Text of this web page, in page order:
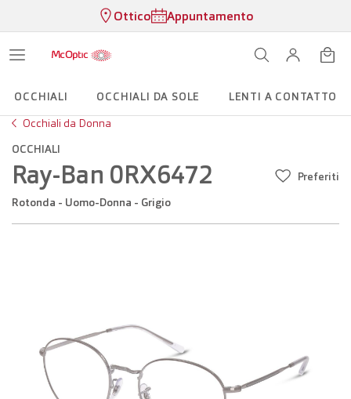
Ottico Appuntamento
OCCHIALI OCCHIALI DA SOLE
LENTI A CONTATTO
Occhiali da Donna
OCCHIALI
Ray-Ban 0RX6472
Rotonda - Uomo-Donna - Grigio
Preferiti